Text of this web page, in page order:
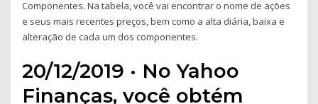
Componentes. Na tabela, você vai encontrar o nome de ações
e seus mais recentes preços, bem como a alta diária, baixa e
alteração de cada um dos componentes.
20/12/2019 · No Yahoo
Finanças, você obtém